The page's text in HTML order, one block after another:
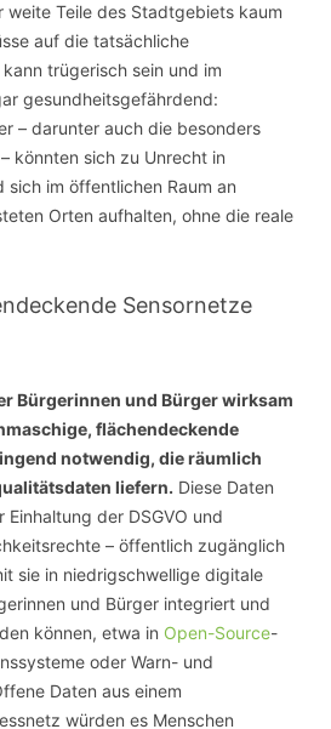
weite Teile des Stadtgebiets kaum
auf die tatsächliche
trügerisch sein und im
gesundheitsgefährdend:
– darunter auch die besonders
könnten sich zu Unrecht in
sich im öffentlichen Raum an
Orten aufhalten, ohne die reale
Sensornetze
Bürgerinnen und Bürger wirksam
flächendeckende
notwendig, die räumlich
liefern. Diese Daten
Einhaltung der DSGVO und
– öffentlich zugänglich
sie in niedrigschwellige digitale
und Bürger integriert und
können, etwa in Open-Source-
oder Warn- und
Daten aus einem
würden es Menschen